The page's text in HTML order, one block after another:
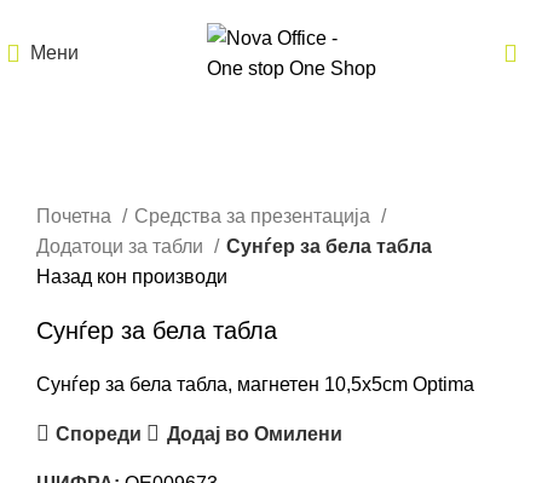
Мени
Почетна
Средства за презентација
Додатоци за табли
Сунѓер за бела табла
Назад кон производи
Сунѓер за бела табла
Сунѓер за бела табла, магнетен 10,5x5cm Optima
Спореди Додај во Омилени